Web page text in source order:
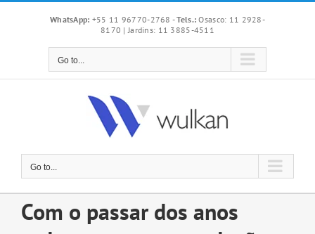
WhatsApp: +55 11 96770-2768 -Tels.: Osasco: 11 2928-
8170 | Jardins: 11 3885-4511
Go to...
Go to...
Com o passar dos anos